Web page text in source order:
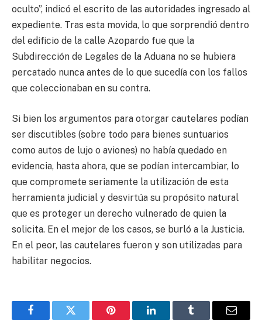
oculto”, indicó el escrito de las autoridades ingresado al
expediente. Tras esta movida, lo que sorprendió dentro
del edificio de la calle Azopardo fue que la
Subdirección de Legales de la Aduana no se hubiera
percatado nunca antes de lo que sucedía con los fallos
que coleccionaban en su contra.
Si bien los argumentos para otorgar cautelares podían
ser discutibles (sobre todo para bienes suntuarios
como autos de lujo o aviones) no había quedado en
evidencia, hasta ahora, que se podían intercambiar, lo
que compromete seriamente la utilización de esta
herramienta judicial y desvirtúa su propósito natural
que es proteger un derecho vulnerado de quien la
solicita. En el mejor de los casos, se burló a la Justicia.
En el peor, las cautelares fueron y son utilizadas para
habilitar negocios.
FacebookTwitter Pinterest LinkedInTumblr Email